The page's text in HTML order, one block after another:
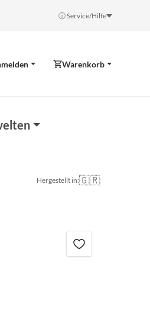
ⓘ Service/Hilfe
Warenkorb
Hergestellt in:🇬🇷